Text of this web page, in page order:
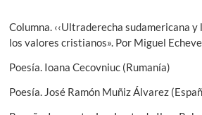
n
d
e
e
o
r
u
i
n
Columna. ‹‹Ultraderecha sudamericana
los valores cristianos». Por Miguel
Poesía. Ioana Cecovniuc (Rumanía)
Poesía. José Ramón Muñiz Álvarez